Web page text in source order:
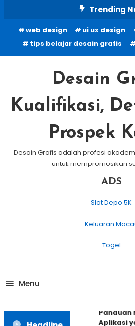
Content
Trending
web design ui ux design
tips belajar desain grafis
Desain
Kualifikasi,
Prospek
Desain Grafis adalah profesi
untuk mempromosikan
ADS
Slot Depo 5K
Keluaran
Togel
Menu
Panduan
Aplikasi